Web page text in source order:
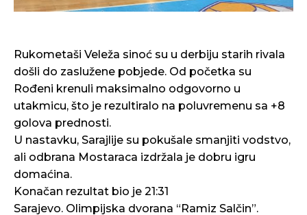
Rukometaši Veleža sinoć su u derbiju starih rivala
došli do zaslužene pobjede. Od početka su
Rođeni krenuli maksimalno odgovorno u
utakmicu, što je rezultiralo na poluvremenu sa +8
golova prednosti.
U nastavku, Sarajlije su pokušale smanjiti vodstvo,
ali odbrana Mostaraca izdržala je dobru igru
domaćina.
Konačan rezultat bio je 21:31
Sarajevo. Olimpijska dvorana “Ramiz Salčin”.